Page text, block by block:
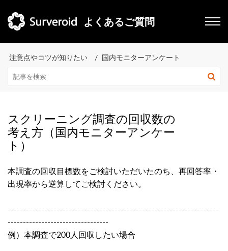
よくあるご質問
注意点やコツが知りたい 国内モニターアンケート
スクリーニング調査の回収数の
考え方（国内モニターアンケー
ト）
本調査の回収目標数をご検討いただいたのち、再回答率・
出現率から逆算してご検討ください。
---------------------------------------------------------------------
---------------------------------
例）本調査で200人回収したい場合